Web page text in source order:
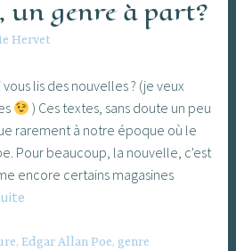
un genre à part?
Hervet
lis des nouvelles ? (je veux
) Ces textes, sans doute un peu
rarement à notre époque où le
Pour beaucoup, la nouvelle, c'est
encore certains magasines
un
,Edgar Allan Poe, genre